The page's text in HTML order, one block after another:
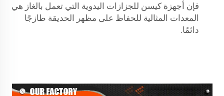
فإن أجهزة كيسن للجزازات اليدوية التي تعمل بالغاز هي
المعدات المثالية للحفاظ على مظهر الحديقة طازجًا
دائمًا.